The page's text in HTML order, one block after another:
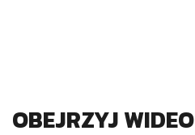
OBEJRZYJ WIDEO